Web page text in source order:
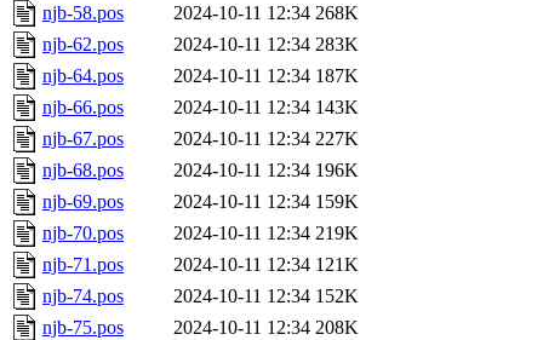
njb-58.pos
2024-10-11 12:34 268K
njb-62.pos
2024-10-11 12:34 283K
njb-64.pos
2024-10-11 12:34 187K
njb-66.pos
2024-10-11 12:34 143K
njb-67.pos
2024-10-11 12:34 227K
njb-68.pos
2024-10-11 12:34 196K
njb-69.pos
2024-10-11 12:34 159K
njb-70.pos
2024-10-11 12:34 219K
njb-71.pos
2024-10-11 12:34 121K
njb-74.pos
2024-10-11 12:34 152K
njb-75.pos
2024-10-11 12:34 208K